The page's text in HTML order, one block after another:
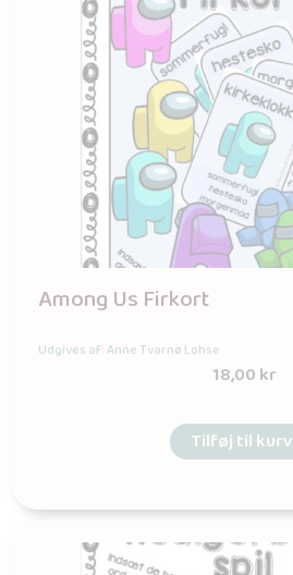
Among Us Firkort
Udgives af: Anne Tvarnø Lohse
18,00kr
Tilføj til kurv